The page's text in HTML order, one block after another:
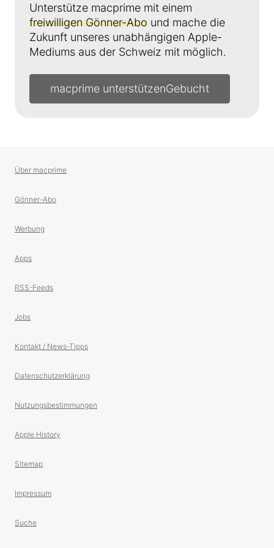
Unterstütze macprime mit einem
freiwilligen Gönner-Abo und mache die
Zukunft unseres unabhängigen Apple-
Mediums aus der Schweiz mit möglich.
macprime unterstützen
Über macprime
Gönner-Abo
Werbung
Apps
RSS-Feeds
Jobs
Kontakt / News-Tipps
Datenschutzerklärung
Nutzungsbestimmungen
Apple History
Sitemap
Impressum
Suche